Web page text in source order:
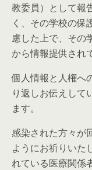
教委員）として報
く、その学校の保
慮した上で、その
から情報提供され
個人情報と人権へ
り返しお伝えして
ます。
感染された方々が
ようにお祈りいた
れている医療関係